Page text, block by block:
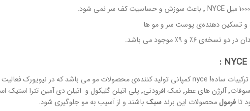
و تسکین دهنده‌‌‌ی پوست سر و مو ها
نسخه‌ی ۶٪ و ۹٪ موجود می باشد.
تا فرمول محصولات این برند سبکباشند و از آسیب به مو جلوگیری شود.